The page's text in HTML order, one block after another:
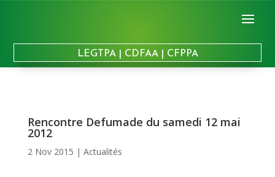
LEGTPA| CDFAA| CFPPA
Rencontre Defumade du samedi 12 mai
2012
2 Nov 2015 | Actualités